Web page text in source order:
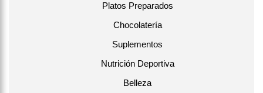
Platos Preparados
Chocolatería
Suplementos
Nutrición Deportiva
Belleza